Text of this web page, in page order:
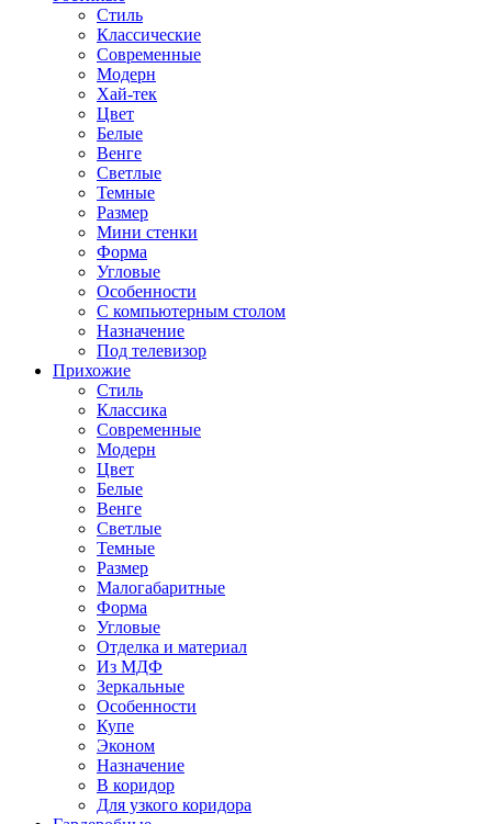
Стиль
Классические
Современные
Модерн
Хай-тек
Цвет
Белые
Венге
Светлые
Темные
Размер
Мини стенки
Форма
Угловые
Особенности
С компьютерным столом
Назначение
Под телевизор
Прихожие
Стиль
Классика
Современные
Модерн
Цвет
Белые
Венге
Светлые
Темные
Размер
Малогабаритные
Форма
Угловые
Отделка и материал
Из МДФ
Зеркальные
Особенности
Купе
Эконом
Назначение
В коридор
Для узкого коридора